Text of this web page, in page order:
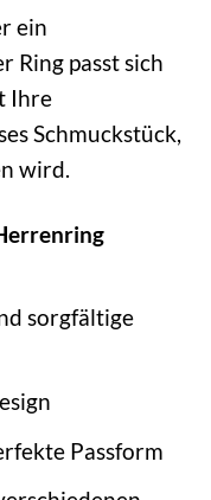
ein
Ring passt sich
Ihre
Schmuckstück,
wird.
sorgfältige
Passform